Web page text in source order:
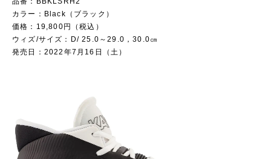
カラー：Black（ブラック）
価格：19,800円（税込）
ウィズ/サイズ：D/ 25.0～29.0，30.0㎝
発売日：2022年7月16日（土）